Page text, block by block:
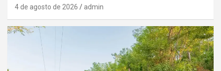
4 de agosto de 2026 admin